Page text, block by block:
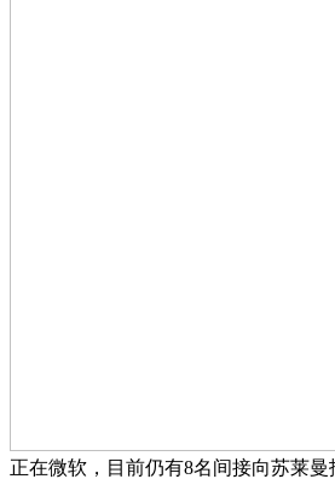
正在微软，目前仍有8名间接向苏莱